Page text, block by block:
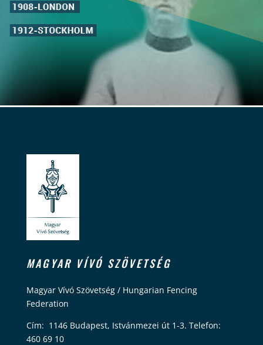
MAGYAR VÍVÓ SZÖVETSÉG
Magyar Vívó Szövetség / Hungarian Fencing
Federation
Cím: 1146 Budapest, Istvánmezei út 1-3. Telefon:
460 69 10